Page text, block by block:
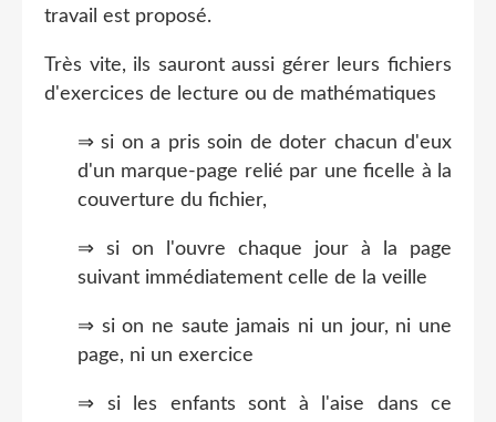
travail est proposé.
Très vite, ils sauront aussi gérer leurs fichiers
d'exercices de lecture ou de mathématiques
⇒ si on a pris soin de doter chacun d'eux
d'un marque-page relié par une ficelle à la
couverture du fichier,
⇒ si on l'ouvre chaque jour à la page
suivant immédiatement celle de la veille
⇒ si on ne saute jamais ni un jour, ni une
page, ni un exercice
⇒ si les enfants sont à l'aise dans ce